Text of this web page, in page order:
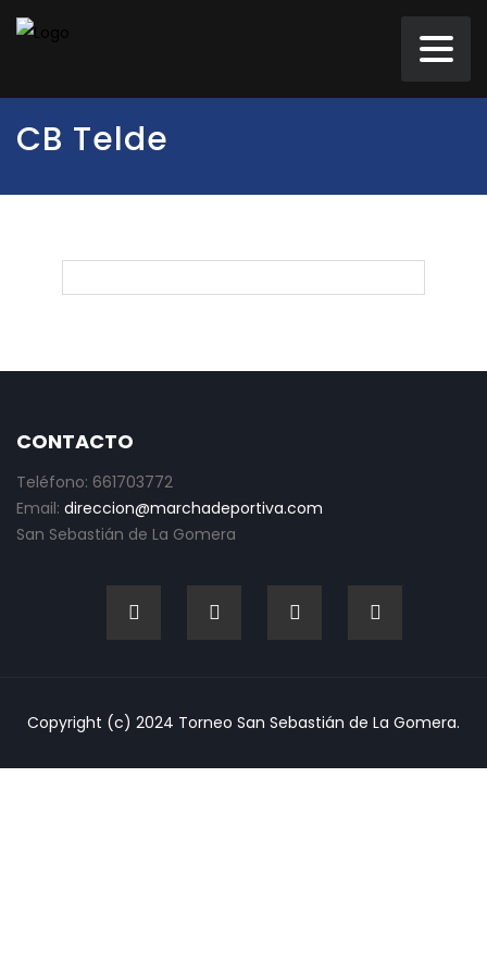
CB Telde
CONTACTO
Teléfono: 661703772
Email: direccion@marchadeportiva.com
San Sebastián de La Gomera
Copyright (c) 2024 Torneo San Sebastián de La Gomera.